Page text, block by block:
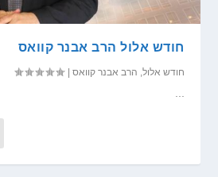
חודש אלול הרב אבנר קוואס
חודש אלול, הרב אבנר קוואס |